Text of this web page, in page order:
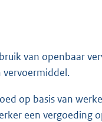
van openbaar
vervoermiddel.
op basis van
een vergoeding